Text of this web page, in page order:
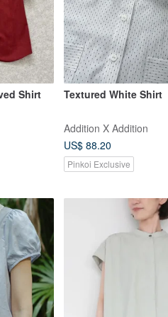
Shirt Textured White Shirt
Addition X Addition
US$ 88.20
Pinkoi Exclusive